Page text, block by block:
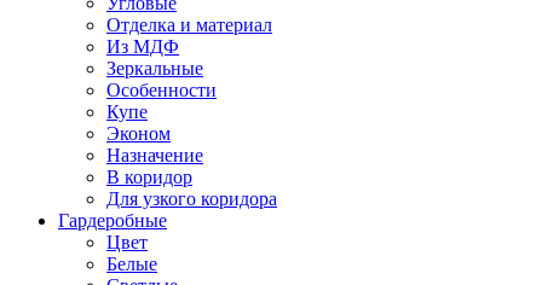
Отделка и материал
Из МДФ
Зеркальные
Особенности
Купе
Эконом
Назначение
В коридор
Для узкого коридора
Гардеробные
Цвет
Белые